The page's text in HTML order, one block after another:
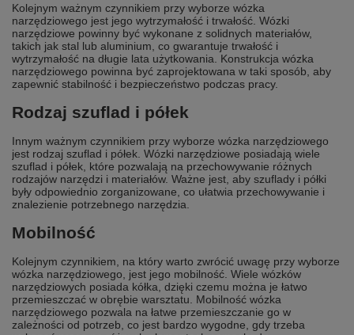
Kolejnym ważnym czynnikiem przy wyborze wózka
narzędziowego jest jego wytrzymałość i trwałość. Wózki
narzędziowe powinny być wykonane z solidnych materiałów,
takich jak stal lub aluminium, co gwarantuje trwałość i
wytrzymałość na długie lata użytkowania. Konstrukcja wózka
narzędziowego powinna być zaprojektowana w taki sposób, aby
zapewnić stabilność i bezpieczeństwo podczas pracy.
Rodzaj szuflad i półek
Innym ważnym czynnikiem przy wyborze wózka narzędziowego
jest rodzaj szuflad i półek. Wózki narzędziowe posiadają wiele
szuflad i półek, które pozwalają na przechowywanie różnych
rodzajów narzędzi i materiałów. Ważne jest, aby szuflady i półki
były odpowiednio zorganizowane, co ułatwia przechowywanie i
znalezienie potrzebnego narzędzia.
Mobilność
Kolejnym czynnikiem, na który warto zwrócić uwagę przy wyborze
wózka narzędziowego, jest jego mobilność. Wiele wózków
narzędziowych posiada kółka, dzięki czemu można je łatwo
przemieszczać w obrębie warsztatu. Mobilność wózka
narzędziowego pozwala na łatwe przemieszczanie go w
zależności od potrzeb, co jest bardzo wygodne, gdy trzeba